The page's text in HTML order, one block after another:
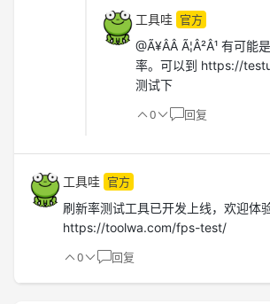
工具哇 官方
@Ã¥ÂÂ Ã¦Â²Â¹ 有可
率。可以到 https://
测试下
0 回复
工具哇 官方
刷新率测试工具已开发上线，欢迎体验
https://toolwa.com/fps-test/
0 回复